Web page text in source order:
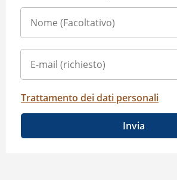
Trattamento dei dati personali
Invia